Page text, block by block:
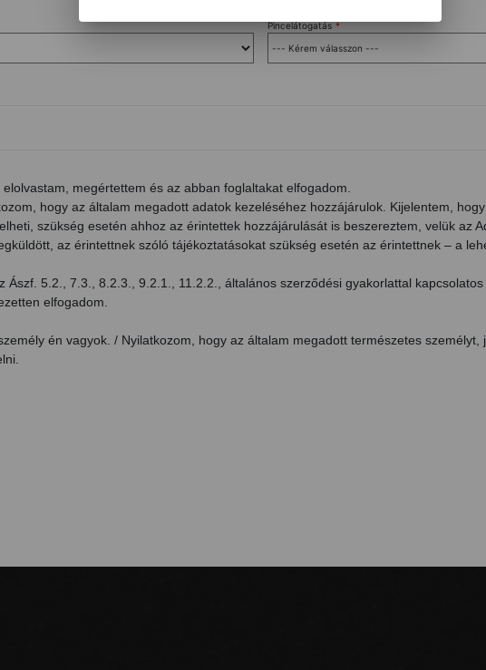
Pincelátogatás *
elolvastam, megértettem és az abban foglaltakat elfogadom.
hogy az általam megadott adatok kezeléséhez hozzájárulok. Kijelentem,
szükség esetén ahhoz az érintettek hozzájárulását is beszereztem, velük az
az érintettnek szóló tájékoztatásokat szükség esetén az érintettnek – a
Ászf. 5.2., 7.3., 8.2.3., 9.2.1., 11.2.2., általános szerződési gyakorlattal
elfogadom.
én vagyok. / Nyilatkozom, hogy az általam megadott természetes